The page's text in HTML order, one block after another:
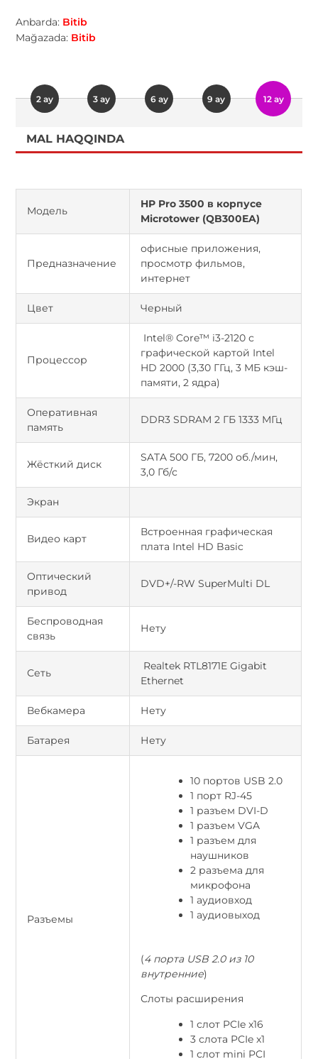
Anbarda: Bitib
Mağazada: Bitib
2 ay 3 ay 6 ay 9 ay 12 ay
MAL HAQQINDA
Модель
HP Pro 3500 в корпусе
Microtower (QB300EA)
Предназначение
офисные приложения,
просмотр фильмов,
интернет
Цвет Черный
Процессор
Intel® Core™ i3-2120 с
графической картой Intel
HD 2000 (3,30 ГГц, 3 МБ кэш-
памяти, 2 ядра)
Оперативная
память
DDR3 SDRAM 2 ГБ 1333 МГц
Жёсткий диск
SATA 500 ГБ, 7200 об./мин,
3,0 Гб/с
Экран
Видео карт
Встроенная графическая
плата Intel HD Basic
Оптический
привод
DVD+/-RW SuperMulti DL
Беспроводная
связь
Нету
Сеть
Realtek RTL8171E Gigabit
Ethernet
Вебкамера Нету
Батарея Нету
Разъемы
10 портов USB 2.0
1 порт RJ-45
1 разъем DVI-D
1 разъем VGA
1 разъем для
наушников
2 разъема для
микрофона
1 аудиовход
1 аудиовыход
(4 порта USB 2.0 из 10
внутренние)
Слоты расширения
1 слот PCIe x16
3 слота PCIe x1
1 слот mini PCI